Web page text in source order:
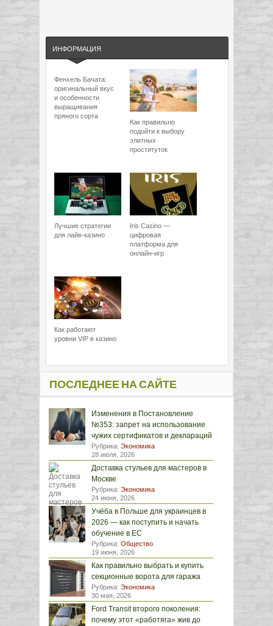
ИНФОРМАЦИЯ
Фенхель Бачата:
оригинальный вкус
и особенности
выращивания
пряного сорта
Как правильно
подойти к выбору
элитных
проституток
Лучшие стратегии
для лайв-казино
Iris Casino —
цифровая
платформа для
онлайн-игр
Как работают
уровни VIP в казино
ПОСЛЕДНЕЕ НА САЙТЕ
Изменения в Постановление
№353: запрет на использование
чужих сертификатов и деклараций
Рубрика: Экономика
28 июля, 2026
Доставка стульев для мастеров в
Москве
Рубрика: Экономика
24 июня, 2026
Учёба в Польше для украинцев в
2026 — как поступить и начать
обучение в ЕС
Рубрика: Общество
19 июня, 2026
Как правильно выбрать и купить
секционные ворота для гаража
Рубрика: Экономика
30 мая, 2026
Ford Transit второго поколения:
почему этот «работяга» жив до